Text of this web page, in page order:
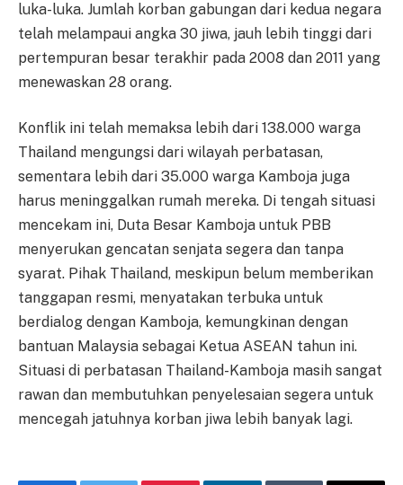
luka-luka. Jumlah korban gabungan dari kedua negara
telah melampaui angka 30 jiwa, jauh lebih tinggi dari
pertempuran besar terakhir pada 2008 dan 2011 yang
menewaskan 28 orang.
Konflik ini telah memaksa lebih dari 138.000 warga
Thailand mengungsi dari wilayah perbatasan,
sementara lebih dari 35.000 warga Kamboja juga
harus meninggalkan rumah mereka. Di tengah situasi
mencekam ini, Duta Besar Kamboja untuk PBB
menyerukan gencatan senjata segera dan tanpa
syarat. Pihak Thailand, meskipun belum memberikan
tanggapan resmi, menyatakan terbuka untuk
berdialog dengan Kamboja, kemungkinan dengan
bantuan Malaysia sebagai Ketua ASEAN tahun ini.
Situasi di perbatasan Thailand-Kamboja masih sangat
rawan dan membutuhkan penyelesaian segera untuk
mencegah jatuhnya korban jiwa lebih banyak lagi.